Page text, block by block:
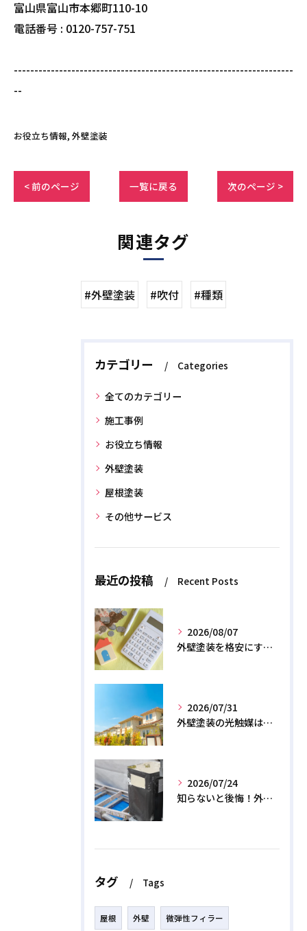
富山県富山市本郷町110-10
電話番号 : 0120-757-751
--------------------------------------------------------------------
--
お役立ち情報 外壁塗装
< 前のページ 一覧に戻る 次のページ >
関連タグ
#外壁塗装 #吹付 #種類
カテゴリー Categories
全てのカテゴリー
施工事例
お役立ち情報
外壁塗装
屋根塗装
その他サービス
最近の投稿 Recent Posts
2026/08/07
外壁塗装を格安にする裏ワザ！専門店に直接頼むと数十万浮く？
2026/07/31
外壁塗装の光触媒は効果なし？デメリットと2026年のリアル
2026/07/24
知らないと後悔！外壁塗装で無機質塗料を選ぶデメリットと3つの罠
タグ Tags
屋根 外壁 微弾性フィラー